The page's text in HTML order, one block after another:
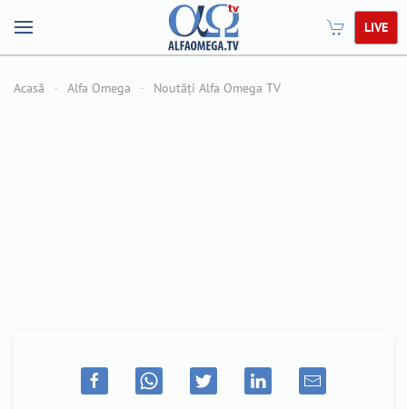
LIVE
Acasă Alfa Omega Noutăți Alfa Omega TV